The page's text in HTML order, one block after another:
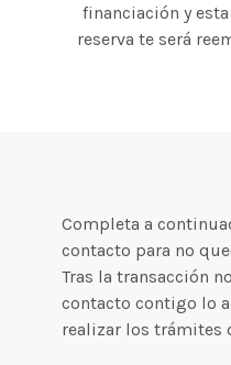
financiación y
reserva te será
Completa a
contacto para no
Tras la transacción
contacto contigo lo
realizar los trámites